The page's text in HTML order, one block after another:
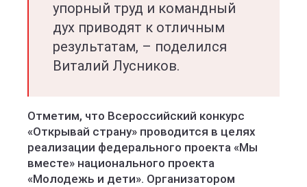
упорный труд и командный
дух приводят к отличным
результатам, – поделился
Виталий Лусников.
Отметим, что Всероссийский конкурс
«Открывай страну» проводится в целях
реализации федерального проекта «Мы
вместе» национального проекта
«Молодежь и дети». Организатором